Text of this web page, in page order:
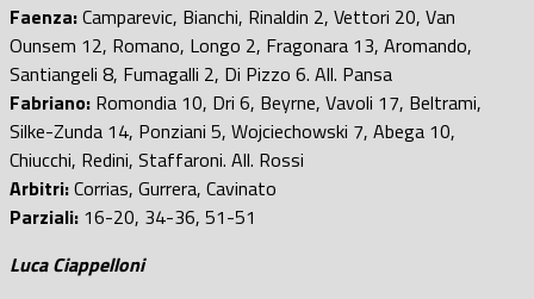
Faenza:Camparevic, Bianchi, Rinaldin 2, Vettori 20, Van
Ounsem 12, Romano, Longo 2, Fragonara 13, Aromando,
Santiangeli 8, Fumagalli 2, Di Pizzo 6. All. Pansa
Fabriano: Romondia 10, Dri 6, Beyrne, Vavoli 17, Beltrami,
Silke-Zunda 14, Ponziani 5, Wojciechowski 7, Abega 10,
Chiucchi, Redini, Staffaroni. All. Rossi
Arbitri:Corrias, Gurrera, Cavinato
Parziali: 16-20, 34-36, 51-51
Luca Ciappelloni